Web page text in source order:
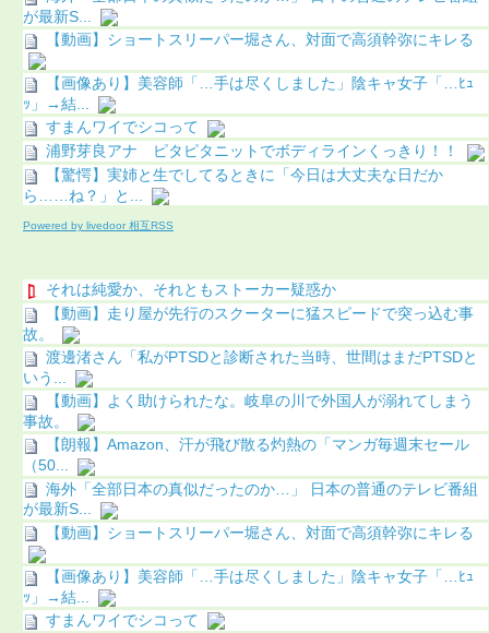
が最新S...
【動画】ショートスリーパー堀さん、対面で高須幹弥にキレる
【画像あり】美容師「…手は尽くしました」陰キャ女子「…ﾋｭ
ｯ」→結...
すまんワイでシコって
浦野芽良アナ ピタピタニットでボディラインくっきり！！
【驚愕】実姉と生でしてるときに「今日は大丈夫な日だか
ら……ね？」と...
Powered by livedoor 相互RSS
それは純愛か、それともストーカー疑惑か
【動画】走り屋が先行のスクーターに猛スピードで突っ込む事
故。
渡邊渚さん「私がPTSDと診断された当時、世間はまだPTSDと
いう...
【動画】よく助けられたな。岐阜の川で外国人が溺れてしまう
事故。
【朗報】Amazon、汗が飛び散る灼熱の「マンガ毎週末セール
（50...
海外「全部日本の真似だったのか…」 日本の普通のテレビ番組
が最新S...
【動画】ショートスリーパー堀さん、対面で高須幹弥にキレる
【画像あり】美容師「…手は尽くしました」陰キャ女子「…ﾋｭ
ｯ」→結...
すまんワイでシコって